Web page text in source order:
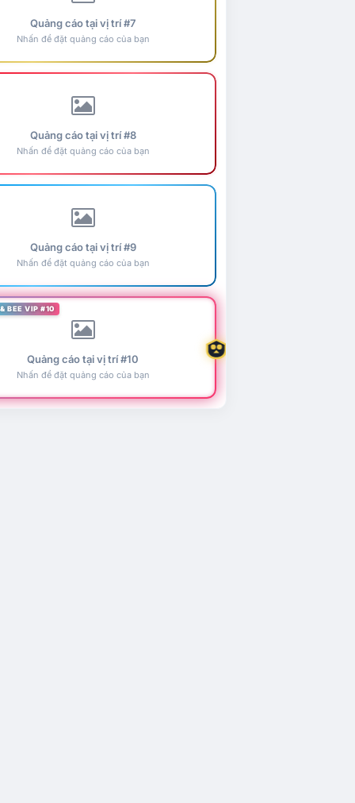
Quảng cáo tại vị trí #7
Nhấn để đặt quảng cáo của bạn
Quảng cáo tại vị trí #8
Nhấn để đặt quảng cáo của bạn
Quảng cáo tại vị trí #9
Nhấn để đặt quảng cáo của bạn
BEE VIP #10
Quảng cáo tại vị trí #10
Nhấn để đặt quảng cáo của bạn